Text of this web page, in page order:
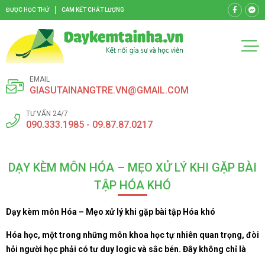
ĐƯỢC HỌC THỬ CAM KẾT CHẤT LƯỢNG
EMAIL
GIASUTAINANGTRE.VN@GMAIL.COM
TƯ VẤN 24/7
090.333.1985 - 09.87.87.0217
DẠY KÈM MÔN HÓA – MẸO XỬ LÝ KHI GẶP BÀI
TẬP HÓA KHÓ
Dạy kèm môn Hóa – Mẹo xử lý khi gặp bài tập Hóa khó
Hóa học, một trong những môn khoa học tự nhiên quan trọng, đòi
hỏi người học phải có tư duy logic và sắc bén. Đây không chỉ là